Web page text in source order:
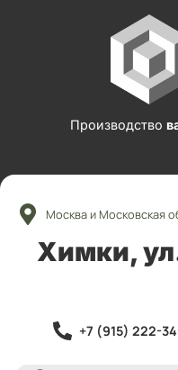
Производство
Москва и Московская
Химки,
+7 (915) 222-